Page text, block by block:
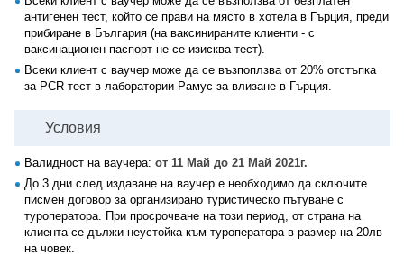
Ахилио - 20 евро (при минимум 25 желаещи);
• Eкскурзия до Палеокастрица и Сидари - 20 евро (при минимум 25
желаещи);
• Разходка с лодка в Палеокастрица - 10 евро;
• Разходка с корабчето Calypso Star - 15 евро за възрастен, 11 евро
за дете до 12 ненавършени години (при минимум 25 желаещи);
за дете до 12 ненавършени години (при минимум 25 желаещи).
1 ден
Отпътуване от Стара Загора около 21:00ч ( място ще се уточни
допълнително), от София в 23:30ч от храм паметника Александър
Невски по маршрут: Кулата - Солун- Козани - Гравена - Иоанина -
Игуменица.
антигенен тест, който се прави на място в хотела в Гърция, преди
прибиране в България (на ваксинираните клиенти - с
ваксинационен паспорт не се изисква тест).
Всеки клиент с ваучер може да се възпоплзва от 20% отстъпка
за PCR тест в лаборатории Рамус за влизане в Гърция.
Условия
Валидност на ваучера: от 11 Май до 21 Май 2021г.
До 3 дни след издаване на ваучер е необходимо да сключите
писмен договор за организирано туристическо пътуване с
туроператора. При просрочване на този период, от страна на
клиента се дължи неустойка към туроператора в размер на 20лв
на човек.